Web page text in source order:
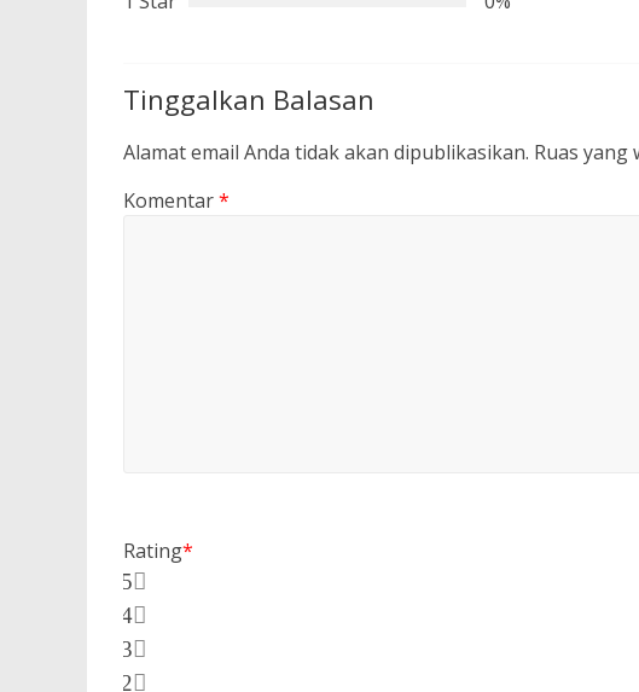
Tinggalkan Balasan
Alamat email Anda tidak akan dipublikasikan. Ruas yang
Komentar*
Rating*
5
4
3
2